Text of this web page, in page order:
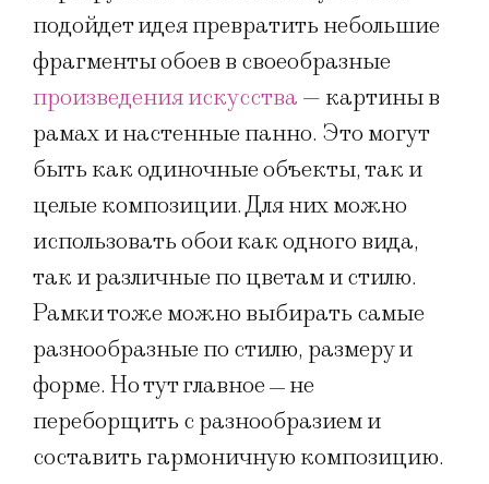
подойдет идея превратить небольшие
фрагменты обоев в своеобразные
произведения искусства — картины в
рамах и настенные панно. Это могут
быть как одиночные объекты, так и
целые композиции. Для них можно
использовать обои как одного вида,
так и различные по цветам и стилю.
Рамки тоже можно выбирать самые
разнообразные по стилю, размеру и
форме. Но тут главное — не
переборщить с разнообразием и
составить гармоничную композицию.